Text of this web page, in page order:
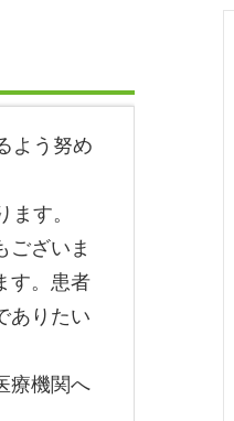
よう努め
す。
ございま
す。患者
ありたい
療機関へ